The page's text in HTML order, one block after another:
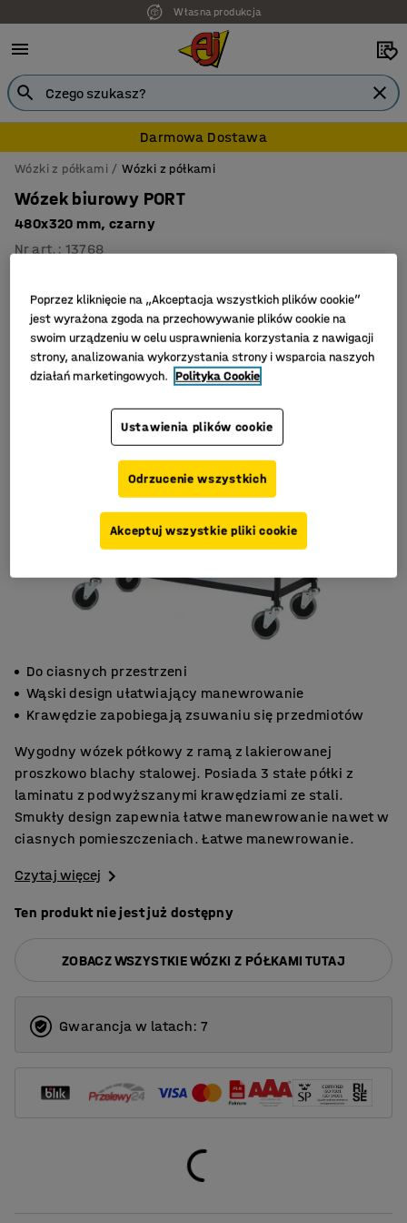
Własna produkcja
Darmowa Dostawa
Wózki z półkami Wózki z półkami
Wózek biurowy PORT
480x320 mm, czarny
Nr art.:13768
Do ciasnych przestrzeni
Wąski design ułatwiający manewrowanie
Krawędzie zapobiegają zsuwaniu się przedmiotów
Wygodny wózek półkowy z ramą z lakierowanej
proszkowo blachy stalowej. Posiada 3 stałe półki z
laminatu z podwyższanymi krawędziami ze stali.
Smukły design zapewnia łatwe manewrowanie nawet w
ciasnych pomieszczeniach. Łatwe manewrowanie.
Czytaj więcej
Ten produkt nie jest już dostępny
ZOBACZ WSZYSTKIE WÓZKI Z PÓŁKAMI TUTAJ
Gwarancja w latach: 7
Poprzez kliknięcie na „Akceptacja wszystkich plików cookie”
jest wyrażona zgoda na przechowywanie plików cookie na
swoim urządzeniu w celu usprawnienia korzystania z nawigacji
strony, analizowania wykorzystania strony i wsparcia naszych
działań marketingowych. Polityka Cookie
Ustawienia plików cookie
Odrzucenie wszystkich
Akceptuj wszystkie pliki cookie